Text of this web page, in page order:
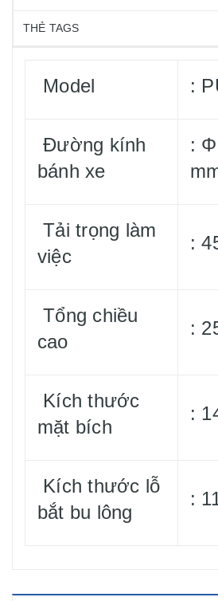
THẺ TAGS
Model :
Đường kính
bánh xe
:
Tải trọng làm
việc
:
Tổng chiều
cao
:
Kích thước
mặt bích
:
Kích thước lỗ
bắt bu lông
: